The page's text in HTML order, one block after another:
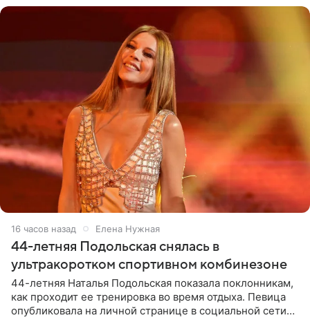
16 часов назад Елена Нужная
44-летняя Подольская снялась в
ультракоротком спортивном комбинезоне
44-летняя Наталья Подольская показала поклонникам,
как проходит ее тренировка во время отдыха. Певица
опубликовала на личной странице в социальной сети